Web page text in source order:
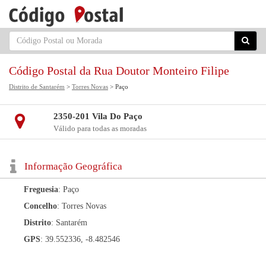
Código Postal da Rua Doutor Monteiro Filipe
Distrito de Santarém > Torres Novas > Paço
2350-201 Vila Do Paço
Válido para todas as moradas
Informação Geográfica
Freguesia: Paço
Concelho: Torres Novas
Distrito: Santarém
GPS: 39.552336, -8.482546